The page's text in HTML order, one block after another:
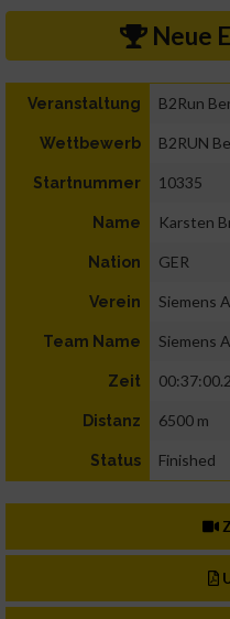
Neue
Veranstaltung B2Run
Wettbewerb B2RUN
Startnummer 10335
Name Karsten
Nation GER
Verein Siemens
Team Name Siemens
Zeit 00:37:00.2
Distanz 6500 m
Status Finished